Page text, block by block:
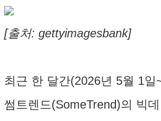
[출처: gettyimagesbank]
최근 한 달간(2026년 5월 1일
썸트렌드(SomeTrend)의 빅